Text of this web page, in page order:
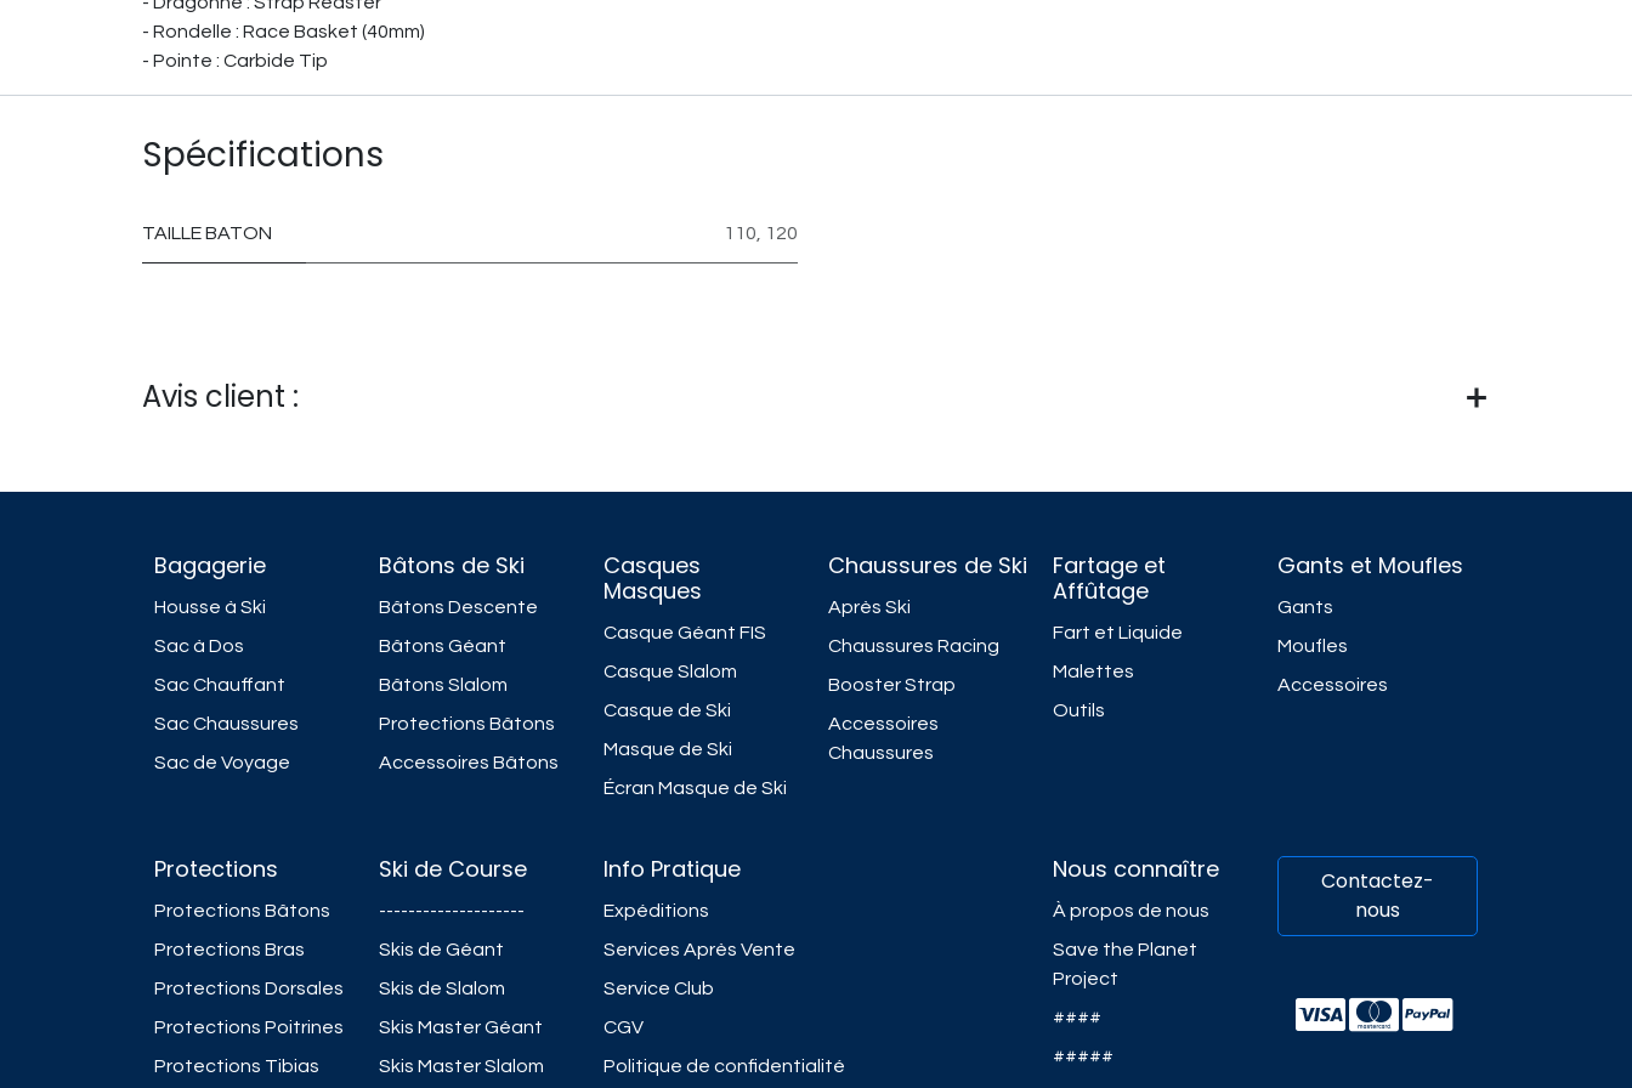
- Rondelle : Race Basket (40mm)
- Pointe : Carbide Tip
Spécifications
TAILLE BATON 110, 120
Avis client :
Protections
Protections Bâtons
Protections Bras
Protections Dorsales
Protections Poitrines
Protections Tibias
Ski de Course
--------------------
Skis de Géant
Skis de Slalom
Skis Master Géant
Skis Master Slalom
Nous connaître
À propos de nous
Save the Planet
Project
####
#####
Info Pratique
Expéditions
Services Après Vente
Service Club
CGV
Politique de confidentialité
Contactez-
nous
Bagagerie
Housse à Ski
Sac à Dos
Sac Chauffant
Sac Chaussures
Sac de Voyage
Bâtons de Ski
Bâtons Descente
Bâtons Géant
Bâtons Slalom
Protections Bâtons
Accessoires Bâtons
Casques
Masques
Casque Géant FIS
Casque Slalom
Casque de Ski
Masque de Ski
Écran Masque de Ski
Chaussures de Ski
Après Ski
Chaussures Racing
Booster Strap
Accessoires
Chaussures
Fartage et
Affûtage
Fart et Liquide
Malettes
Outils
Gants et Moufles
Gants
Moufles
Accessoires